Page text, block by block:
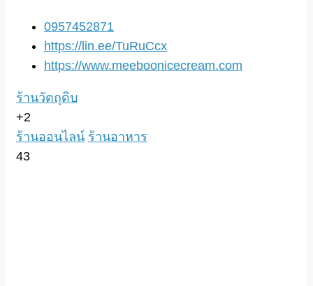
0957452871
https://lin.ee/TuRuCcx
https://www.meeboonicecream.com
ร้านวัตถุดิบ
+2
ร้านออนไลน์ ร้านอาหาร
43